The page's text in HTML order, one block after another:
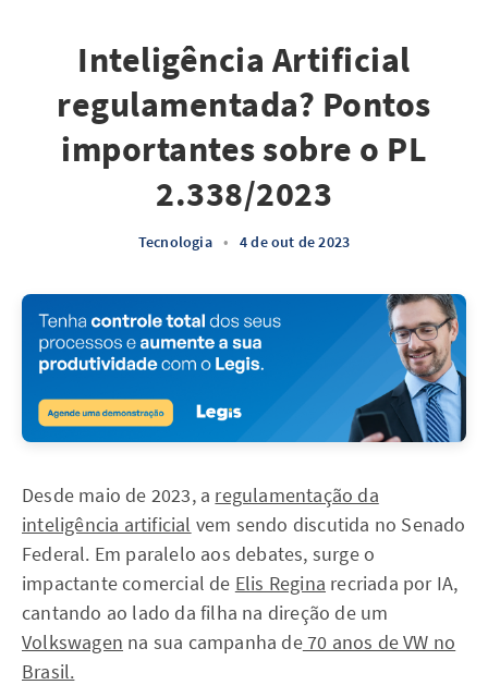
Inteligência Artificial
regulamentada? Pontos
importantes sobre o PL
2.338/2023
Tecnologia • 4 de out de 2023
Desde maio de 2023, a regulamentação da
inteligência artificial vem sendo discutida no Senado
Federal. Em paralelo aos debates, surge o
impactante comercial de Elis Regina recriada por IA,
cantando ao lado da filha na direção de um
Volkswagen na sua campanha de70 anos de VW no
Brasil.